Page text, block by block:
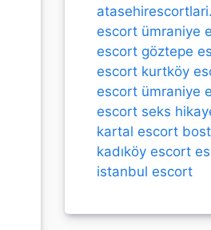
escort ümraniye
escort göztepe
escort kurtköy
escort ümraniye
escort seks
kartal escort
kadıköy escort
istanbul escort